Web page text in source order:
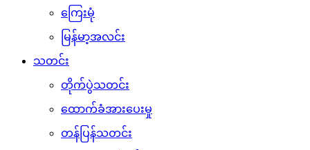
ကြေးမုံ
မြန်မာ့အလင်း
သတင်း
တိုက်ပွဲသတင်း
ထောက်ခံအားပေးမှု
တန်ပြန်သတင်း